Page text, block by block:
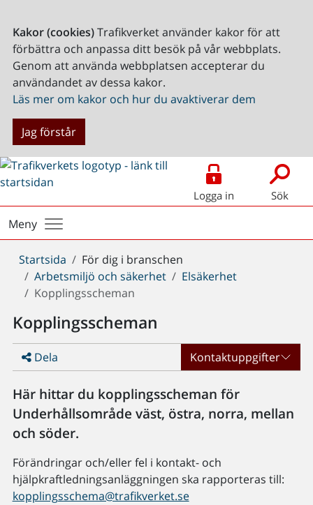
Kakor (cookies)Trafikverket använder kakor för att
förbättra och anpassa ditt besök på vår webbplats.
Genom att använda webbplatsen accepterar du
användandet av dessa kakor.
Läs mer om kakor och hur du avaktiverar dem
Jag förstår
Logga in Sök
Meny
Du
är
här:
Startsida
För dig i branschen
Arbetsmiljö och säkerhet
Elsäkerhet
Kopplingsscheman
Kopplingsscheman
Dela Kontaktuppgifter
Här hittar du kopplingsscheman för
Underhållsområde väst, östra, norra, mellan
och söder.
Förändringar och/eller fel i kontakt- och
hjälpkraftledningsanläggningen ska rapporteras till:
kopplingsschema@trafikverket.se